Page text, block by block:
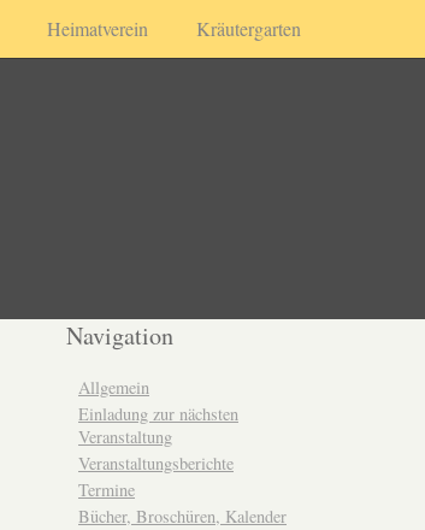
Heimatverein Kräutergarten
Navigation
Allgemein
Einladung zur nächsten
Veranstaltung
Veranstaltungsberichte
Termine
Bücher, Broschüren, Kalender